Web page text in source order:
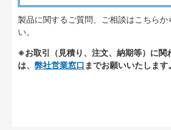
製品に関するご質問、ご相談はこちらか
い。
※お取引（見積り、注文、納期等）に関
は、 弊社営業窓口 までお願いいたします。